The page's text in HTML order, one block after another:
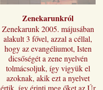
Zenekarunkról
Zenekarunk 2005. májusában
alakult 3 fővel, azzal a céllal,
hogy az evangéliumot, Isten
dicsőségét a zene nyelvén
tolmácsoljuk, így vigyük el
azoknak, akik ezt a nyelvet
értik, így érinti meg őket az Úr